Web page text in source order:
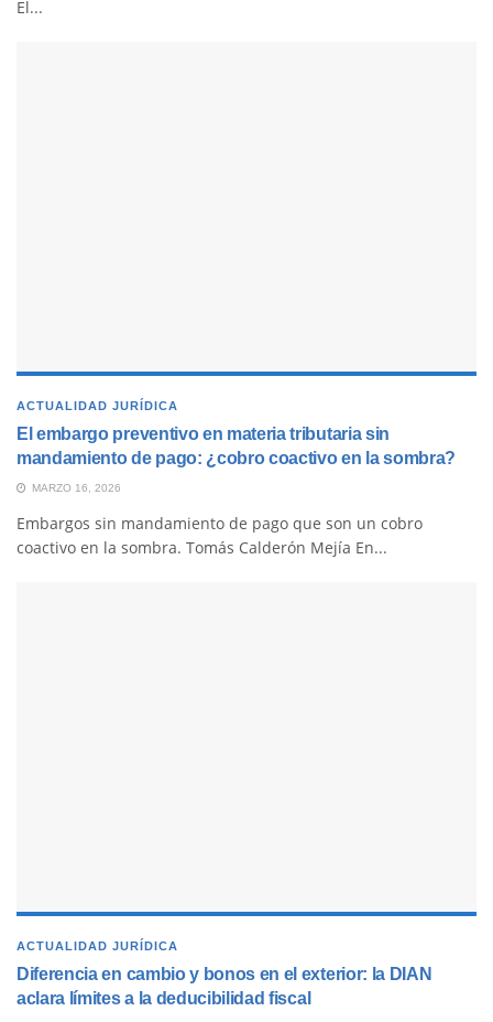
El...
ACTUALIDAD JURÍDICA
Elembargo preventivoen materia tributaria sin
mandamiento de pago: ¿cobro coactivo en la sombra?
MARZO 16, 2026
Embargos sin mandamiento de pago que son un cobro
coactivo en la sombra. Tomás Calderón Mejía En...
ACTUALIDAD JURÍDICA
Diferencia en cambio y bonos en el exterior: la DIAN
aclara límites a la deducibilidad fiscal